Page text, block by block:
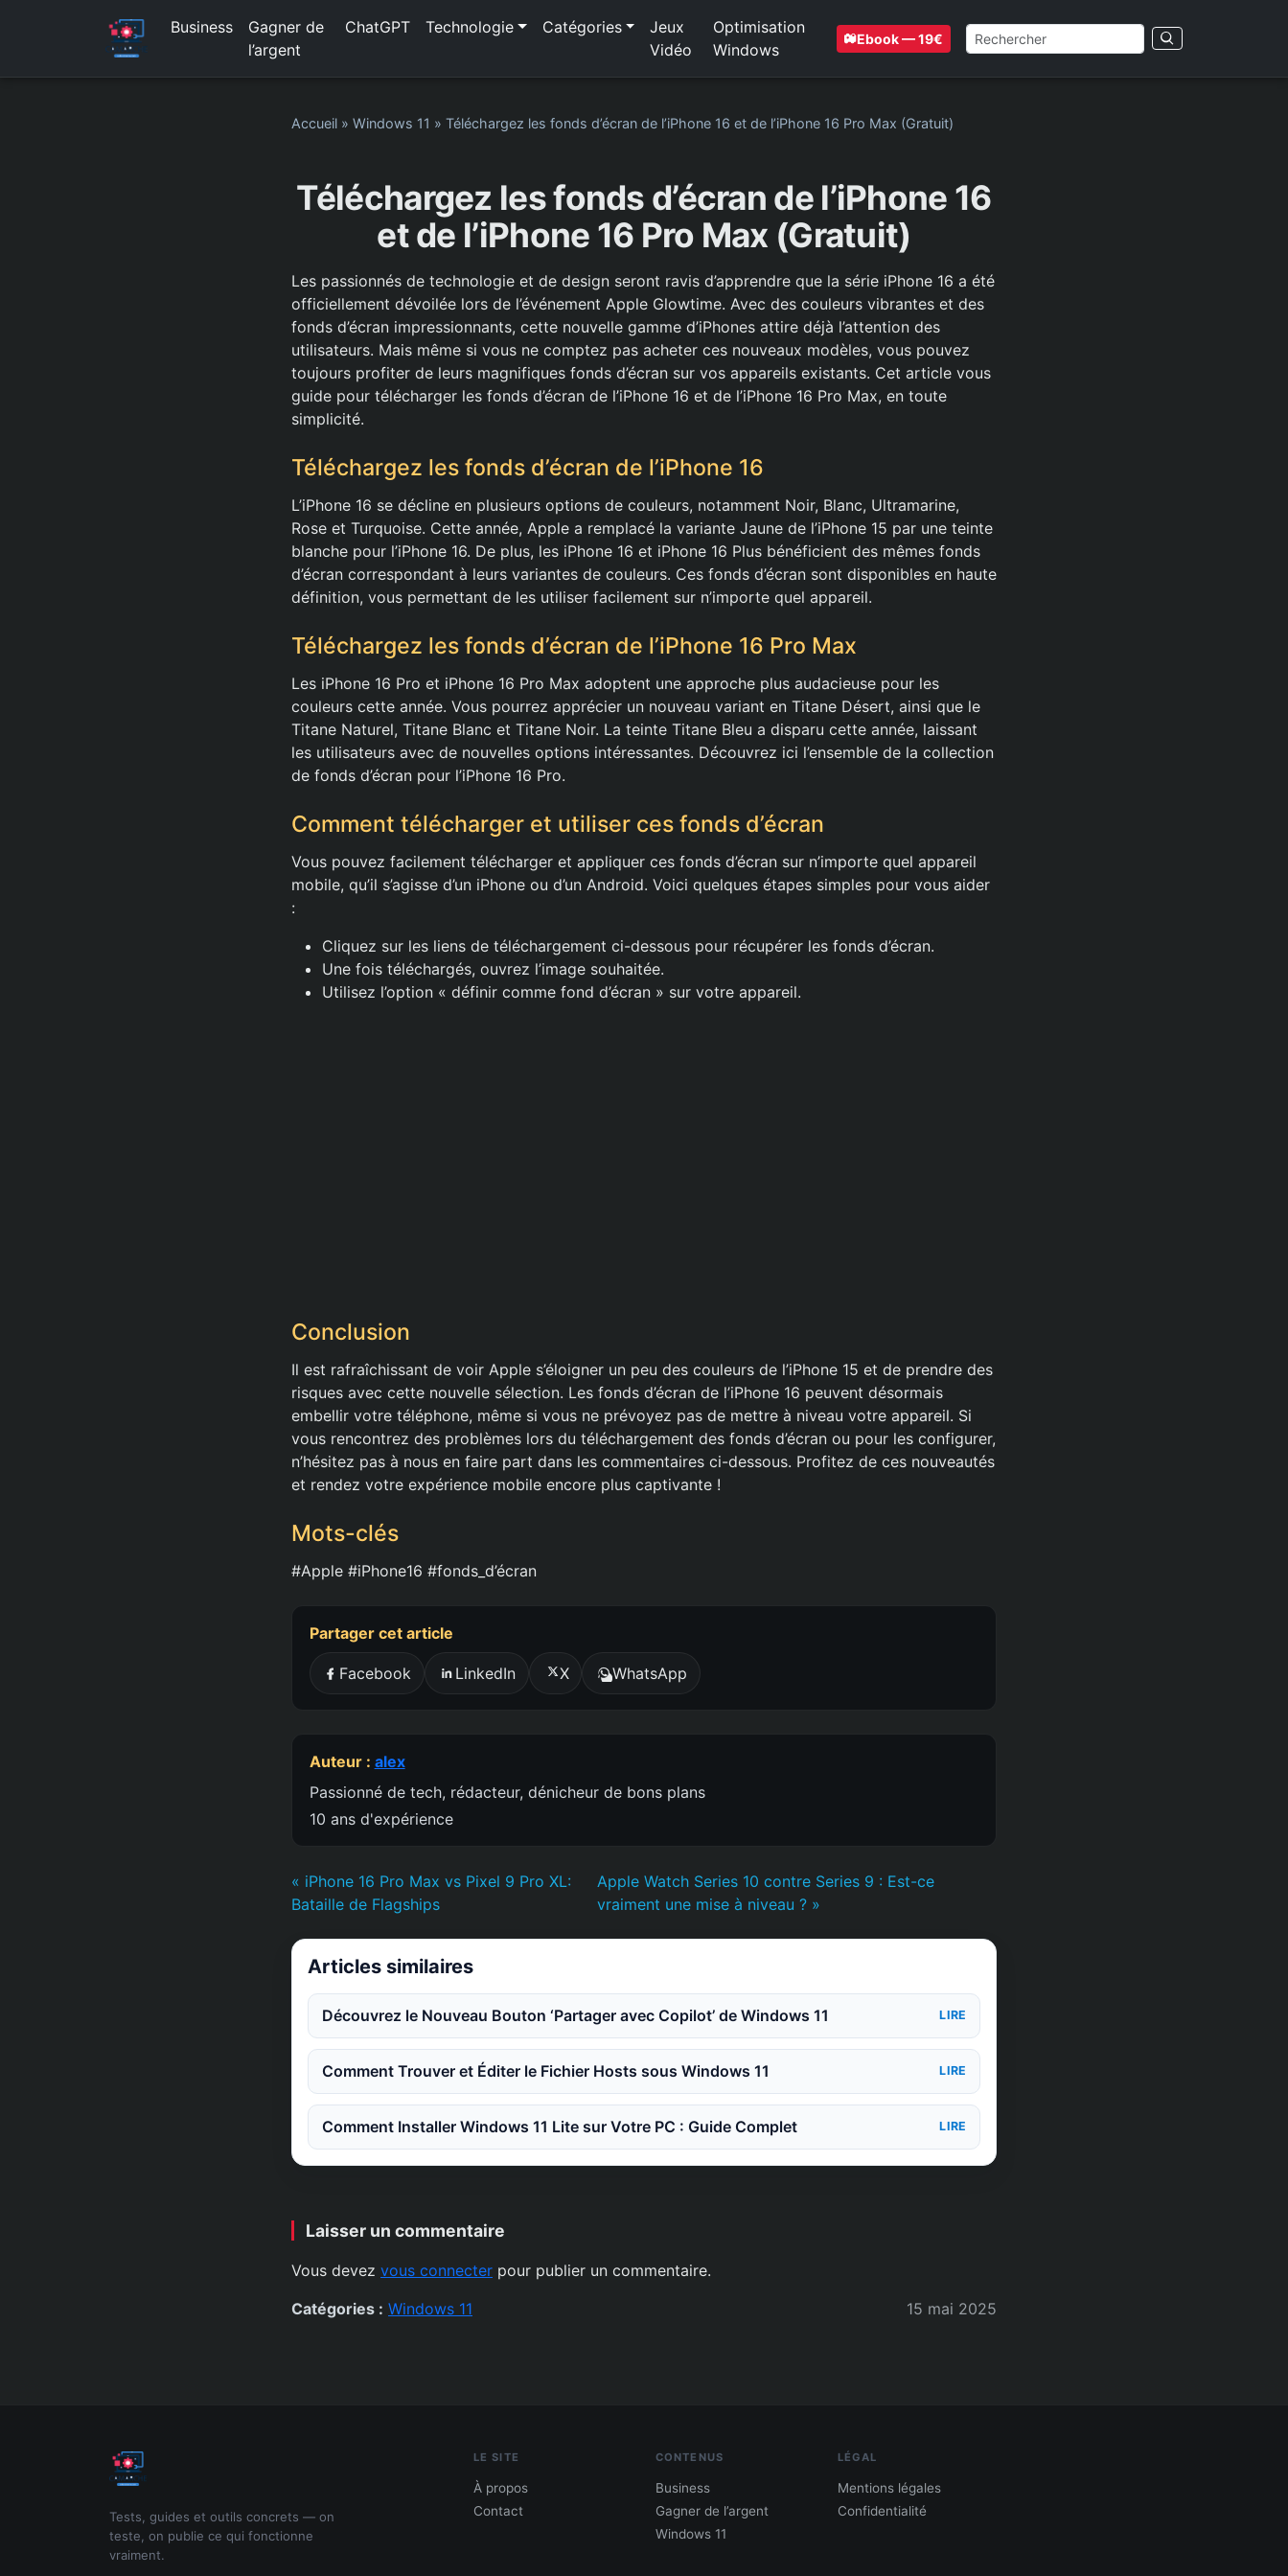
Business
Gagner de
l’argent
ChatGPT Technologie Catégories
Jeux
Vidéo
Optimisation
Windows
Ebook — 19€
Accueil » Windows 11 » Téléchargez les fonds d’écran de l’iPhone 16 et de l’iPhone 16 Pro Max (Gratuit)
Téléchargez les fonds d’écran de l’iPhone 16
et de l’iPhone 16 Pro Max (Gratuit)
Les passionnés de technologie et de design seront ravis d’apprendre que la série iPhone 16 a été
officiellement dévoilée lors de l’événement Apple Glowtime. Avec des couleurs vibrantes et des
fonds d’écran impressionnants, cette nouvelle gamme d’iPhones attire déjà l’attention des
utilisateurs. Mais même si vous ne comptez pas acheter ces nouveaux modèles, vous pouvez
toujours profiter de leurs magnifiques fonds d’écran sur vos appareils existants. Cet article vous
guide pour télécharger les fonds d’écran de l’iPhone 16 et de l’iPhone 16 Pro Max, en toute
simplicité.
Téléchargez les fonds d’écran de l’iPhone 16
L’iPhone 16 se décline en plusieurs options de couleurs, notamment Noir, Blanc, Ultramarine,
Rose et Turquoise. Cette année, Apple a remplacé la variante Jaune de l’iPhone 15 par une teinte
blanche pour l’iPhone 16. De plus, les iPhone 16 et iPhone 16 Plus bénéficient des mêmes fonds
d’écran correspondant à leurs variantes de couleurs. Ces fonds d’écran sont disponibles en haute
définition, vous permettant de les utiliser facilement sur n’importe quel appareil.
Téléchargez les fonds d’écran de l’iPhone 16 Pro Max
Les iPhone 16 Pro et iPhone 16 Pro Max adoptent une approche plus audacieuse pour les
couleurs cette année. Vous pourrez apprécier un nouveau variant en Titane Désert, ainsi que le
Titane Naturel, Titane Blanc et Titane Noir. La teinte Titane Bleu a disparu cette année, laissant
les utilisateurs avec de nouvelles options intéressantes. Découvrez ici l’ensemble de la collection
de fonds d’écran pour l’iPhone 16 Pro.
Comment télécharger et utiliser ces fonds d’écran
Vous pouvez facilement télécharger et appliquer ces fonds d’écran sur n’importe quel appareil
mobile, qu’il s’agisse d’un iPhone ou d’un Android. Voici quelques étapes simples pour vous aider
:
Cliquez sur les liens de téléchargement ci-dessous pour récupérer les fonds d’écran.
Une fois téléchargés, ouvrez l’image souhaitée.
Utilisez l’option « définir comme fond d’écran » sur votre appareil.
Conclusion
Il est rafraîchissant de voir Apple s’éloigner un peu des couleurs de l’iPhone 15 et de prendre des
risques avec cette nouvelle sélection. Les fonds d’écran de l’iPhone 16 peuvent désormais
embellir votre téléphone, même si vous ne prévoyez pas de mettre à niveau votre appareil. Si
vous rencontrez des problèmes lors du téléchargement des fonds d’écran ou pour les configurer,
n’hésitez pas à nous en faire part dans les commentaires ci-dessous. Profitez de ces nouveautés
et rendez votre expérience mobile encore plus captivante !
Mots-clés
#Apple #iPhone16 #fonds_d’écran
Partager cet article
Facebook LinkedIn X WhatsApp
Auteur : alex
Passionné de tech, rédacteur, dénicheur de bons plans
10 ans d'expérience
« iPhone 16 Pro Max vs Pixel 9 Pro XL:
Bataille de Flagships
Apple Watch Series 10 contre Series 9 : Est-ce
vraiment une mise à niveau ? »
Articles similaires
Découvrez le Nouveau Bouton ‘Partager avec Copilot’ de Windows 11 LIRE
Comment Trouver et Éditer le Fichier Hosts sous Windows 11 LIRE
Comment Installer Windows 11 Lite sur Votre PC : Guide Complet LIRE
Laisser un commentaire
Vous devez vous connecter pour publier un commentaire.
Catégories : Windows 11 15 mai 2025
Tests, guides et outils concrets — on
teste, on publie ce qui fonctionne
vraiment.
LE SITE
À propos
Contact
CONTENUS
Business
Gagner de l’argent
Windows 11
LÉGAL
Mentions légales
Confidentialité